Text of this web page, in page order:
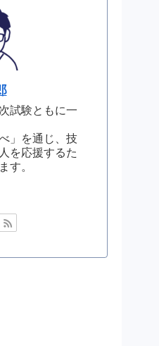
試験ともに一
」を通じ、技
を応援するた
す。